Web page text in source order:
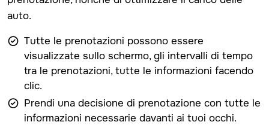
auto.
Tutte le prenotazioni possono essere
visualizzate sullo schermo, gli intervalli di tempo
tra le prenotazioni, tutte le informazioni facendo
clic.
Prendi una decisione di prenotazione con tutte le
informazioni necessarie davanti ai tuoi occhi.